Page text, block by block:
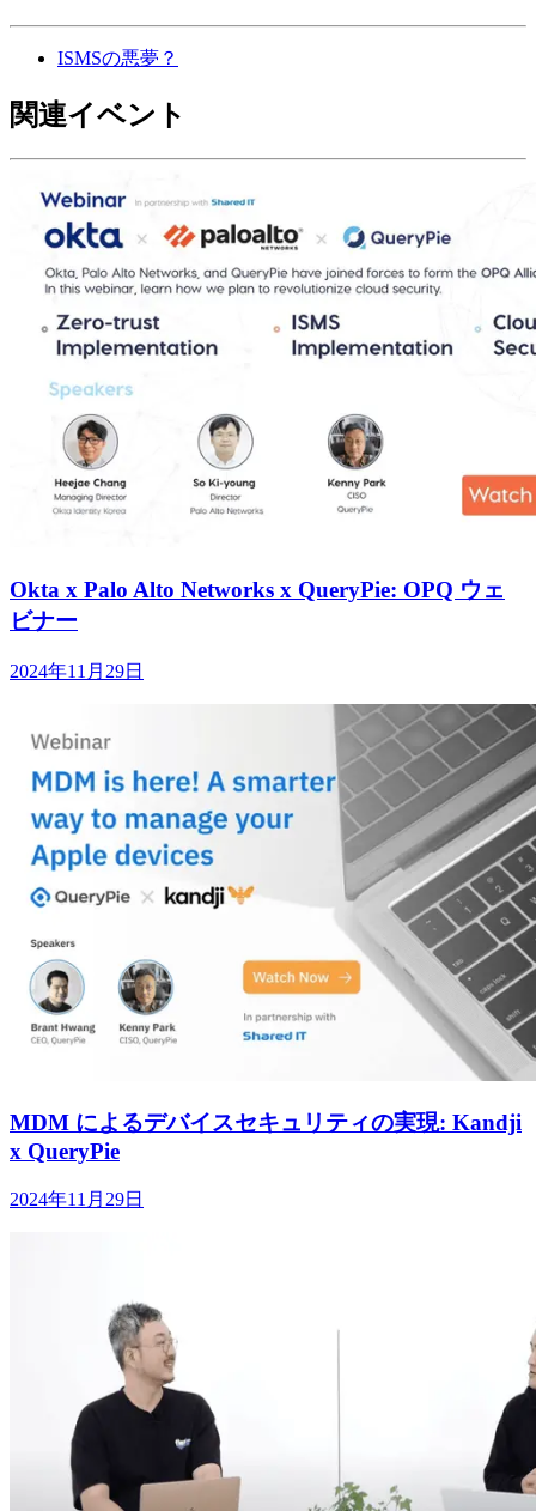
ISMSの悪夢？
関連イベント
Okta x Palo Alto Networks x QueryPie: OPQ ウェ
ビナー
2024年11月29日
MDM によるデバイスセキュリティの実現: Kandji
x QueryPie
2024年11月29日